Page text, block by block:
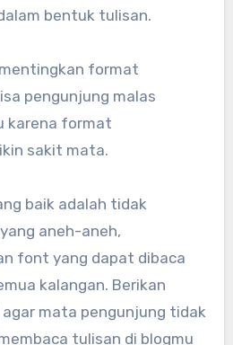
bentuk tulisan.
format
pengunjung malas
karena format
sakit mata.
baik adalah tidak
aneh-aneh,
font yang dapat dibaca
kalangan. Berikan
mata pengunjung tidak
tulisan di blogmu